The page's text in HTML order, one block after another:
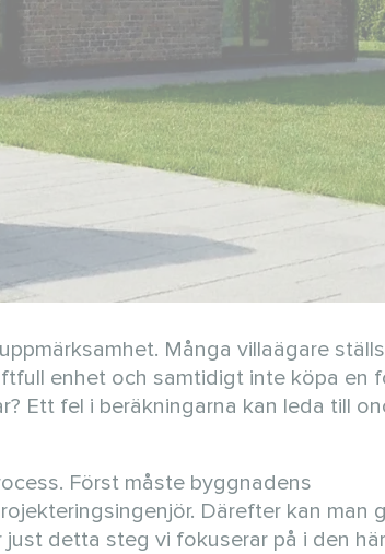
Många villaägare
enhet och samtidigt inte köpa en
Ett fel i beräkningarna kan leda till
Först måste byggnadens
Därefter kan man
detta steg vi fokuserar på i den här